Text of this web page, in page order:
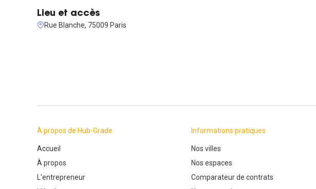
Lieu et accès
Rue Blanche, 75009 Paris
À propos de Hub-Grade
Accueil
À propos
L'entrepreneur
Informations pratiques
Nos villes
Nos espaces
Comparateur de contrats